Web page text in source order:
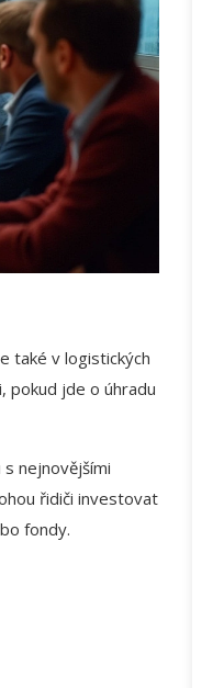
také v logistických
pokud jde o úhradu
nejnovějšími
řidiči investovat
fondy.